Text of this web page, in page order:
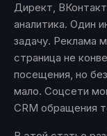
Директ,
аналитика. Один
задачу. Реклама
страница не
посещения, но
мало. Соцсети
CRM обращения